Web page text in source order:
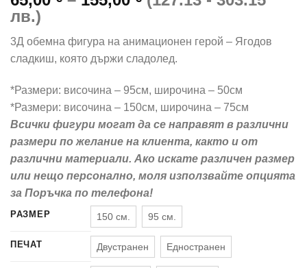
range:
through
155,00 €
лв.)
3Д обемна фигура на анимационен герой – Ягодов
сладкиш, която държи сладолед.
*Размери: височина – 95см, широчина – 50см
*Размери: височина – 150см, широчина – 75см
Всички фигури могат да се направят в различни
размери по желание на клиента, както и от
различни материали. Ако искате различен размер
или нещо персонално, моля използвайте опцията
за Поръчка по телефона!
РАЗМЕР 150 см. 95 см.
ПЕЧАТ Двустранен Едностранен